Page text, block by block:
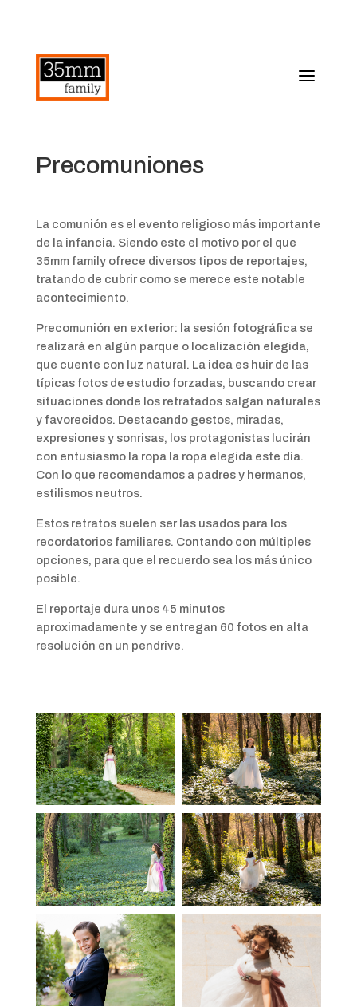
Precomuniones
La comunión es el evento religioso más importante
de la infancia. Siendo este el motivo por el que
35mm family ofrece diversos tipos de reportajes,
tratando de cubrir como se merece este notable
acontecimiento.
Precomunión en exterior: la sesión fotográfica se
realizará en algún parque o localización elegida,
que cuente con luz natural. La idea es huir de las
típicas fotos de estudio forzadas, buscando crear
situaciones donde los retratados salgan naturales
y favorecidos. Destacando gestos, miradas,
expresiones y sonrisas, los protagonistas lucirán
con entusiasmo la ropa la ropa elegida este día.
Con lo que recomendamos a padres y hermanos,
estilismos neutros.
Estos retratos suelen ser las usados para los
recordatorios familiares. Contando con múltiples
opciones, para que el recuerdo sea los más único
posible.
El reportaje dura unos 45 minutos
aproximadamente y se entregan 60 fotos en alta
resolución en un pendrive.